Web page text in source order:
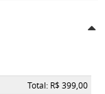
Total: R$ 399,00